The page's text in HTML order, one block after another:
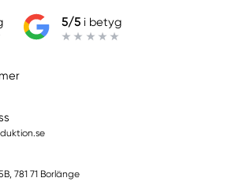
5/5i betyg
781 71 Borlänge